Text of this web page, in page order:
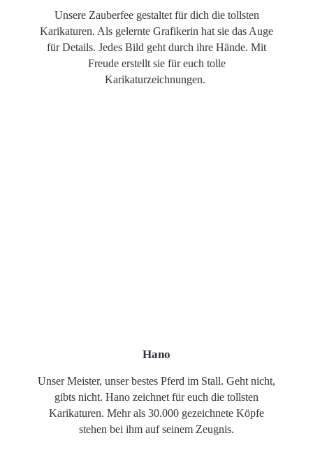
Unsere Zauberfee gestaltet für dich die tollsten
Karikaturen. Als gelernte Grafikerin hat sie das Auge
für Details. Jedes Bild geht durch ihre Hände. Mit
Freude erstellt sie für euch tolle
Karikaturzeichnungen.
Hano
Unser Meister, unser bestes Pferd im Stall. Geht nicht,
gibts nicht. Hano zeichnet für euch die tollsten
Karikaturen. Mehr als 30.000 gezeichnete Köpfe
stehen bei ihm auf seinem Zeugnis.